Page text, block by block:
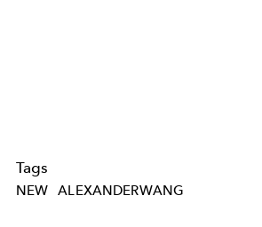
Tags
NEW ALEXANDERWANG